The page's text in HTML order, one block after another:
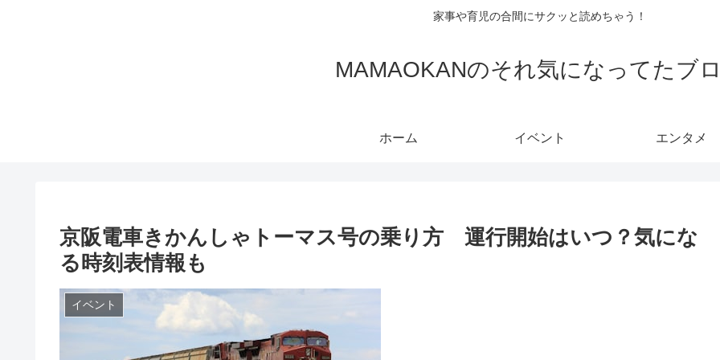
家事や育児の合間にサクッと読めちゃう！
MAMAOKANのそれ気になってたブ
ホーム イベント エンタメ
京阪電車きかんしゃトーマス号の乗り方 運行開始はいつ？気にな
る時刻表情報も
イベント